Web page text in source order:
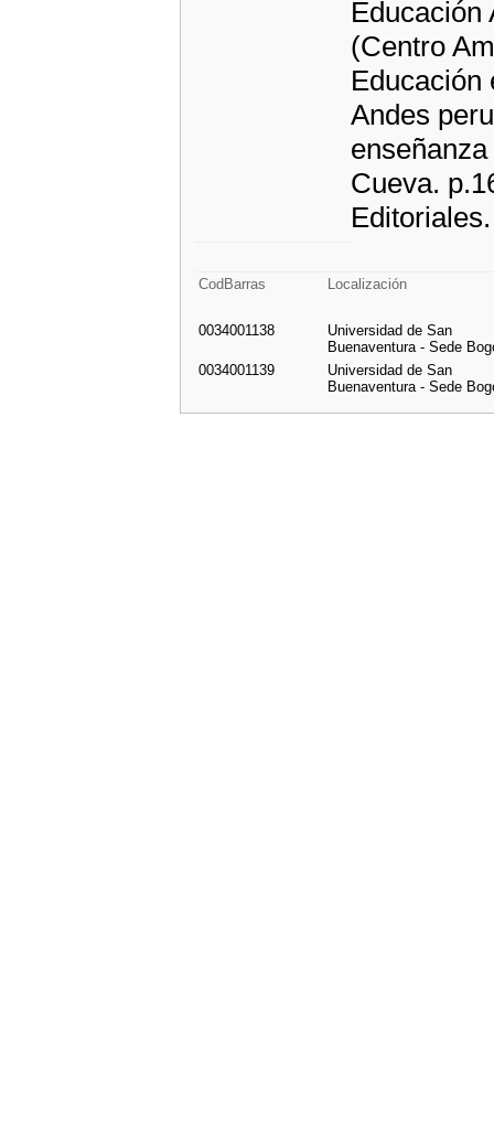
Educación
(Centro
Educación
Andes
Cueva.
CodBarras Localización
0034001138
Universidad de San
Buenaventura - Sede
0034001139
Universidad de San
Buenaventura - Sede